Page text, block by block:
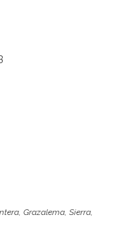
, Grazalema, Sierra,